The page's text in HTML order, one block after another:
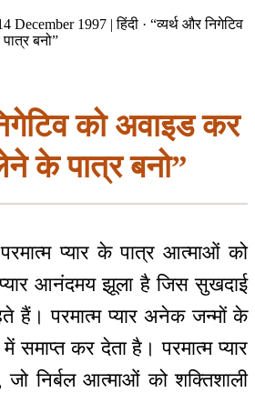
December 1997 | हिंदी · “व्यर्थ और निगेटिव
बनो”
को अवाइड कर
के पात्र बनो”
प्यार के पात्र आत्माओं को
आनंदमय झूला है जिस सुखदाई
हैं। परमात्म प्यार अनेक जन्मों के
कर देता है। परमात्म प्यार
जो निर्बल आत्माओं को शक्तिशाली